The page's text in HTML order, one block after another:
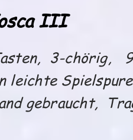
III
3-chörig,
leichte
gebraucht,